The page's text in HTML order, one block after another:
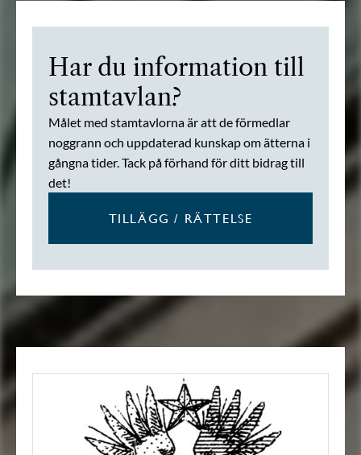
Har du information till
stamtavlan?
Målet med stamtavlorna är att de förmedlar
noggrann och uppdaterad kunskap om ätterna i
gångna tider. Tack på förhand för ditt bidrag till
det!
TILLÄGG / RÄTTELSE